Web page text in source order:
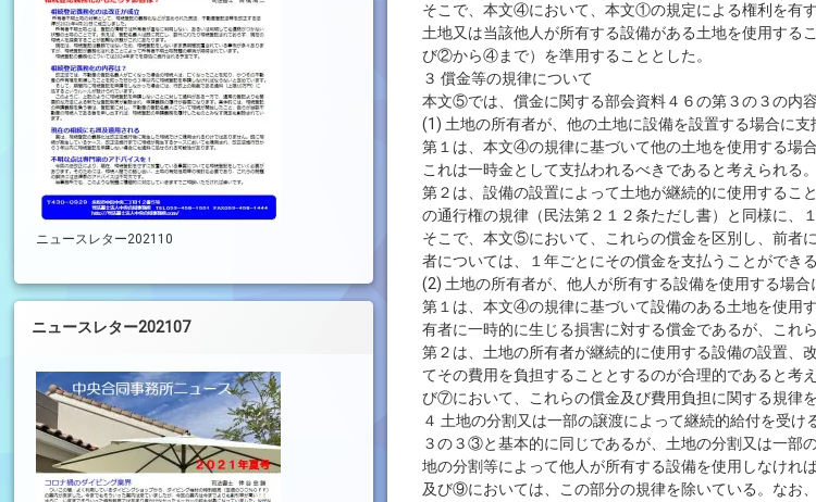
そこで、本文④において、本文①の規定による権利を有
土地又は当該他人が所有する設備がある土地を使用す
び②から④まで）を準用することとした。
３ 償金等の規律について
本文⑤では、償金に関する部会資料４６の第３の３の内
(1) 土地の所有者が、他の土地に設備を設置する場合に
第１は、本文④の規律に基づいて他の土地を使用する場
これは一時金として支払われるべきであると考えられる。
第２は、設備の設置によって土地が継続的に使用するこ
の通行権の規律（民法第２１２条ただし書）と同様に、
そこで、本文⑤において、これらの償金を区別し、前者
者については、１年ごとにその償金を支払うことができる
(2) 土地の所有者が、他人が所有する設備を使用する場
第１は、本文④の規律に基づいて設備のある土地を使用
有者に一時的に生じる損害に対する償金であるが、これ
第２は、土地の所有者が継続的に使用する設備の設置、
てその費用を負担することとするのが合理的であると
び⑦において、これらの償金及び費用負担に関する規律を
４ 土地の分割又は一部の譲渡によって継続的給付を受
３の３③と基本的に同じであるが、土地の分割又は一部
地の分割等によって他人が所有する設備を使用しなけ
及び⑨においては、この部分の規律を除いている。なお
ニュースレター202110
ニュースレター202107